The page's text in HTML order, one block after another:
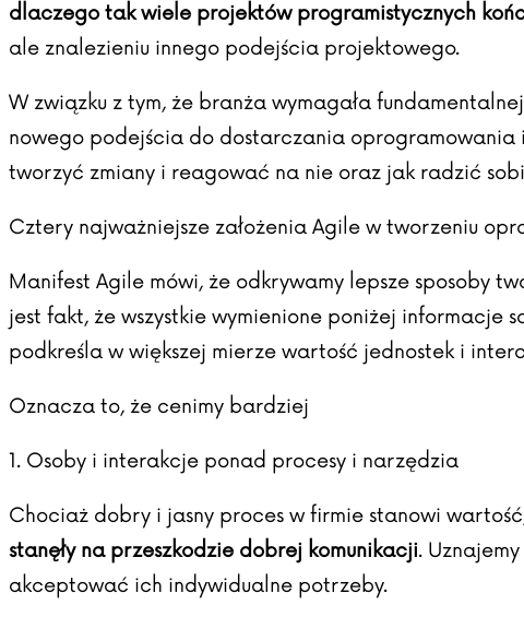
dlaczego tak wiele projektów programistycznych
ale znalezieniu innego podejścia projektowego.
W związku z tym, że branża wymagała
nowego podejścia do dostarczania oprogramowania
tworzyć zmiany i reagować na nie oraz jak radzić
Cztery najważniejsze założenia Agile w tworzeniu
Manifest Agile mówi, że odkrywamy lepsze sposoby
jest fakt, że wszystkie wymienione poniżej informacje
podkreśla w większej mierze wartość jednostek i
Oznacza to, że cenimy bardziej
1. Osoby i interakcje ponad procesy i narzędzia
Chociaż dobry i jasny proces w firmie stanowi
stanęły na przeszkodzie dobrej komunikacji.
akceptować ich indywidualne potrzeby.